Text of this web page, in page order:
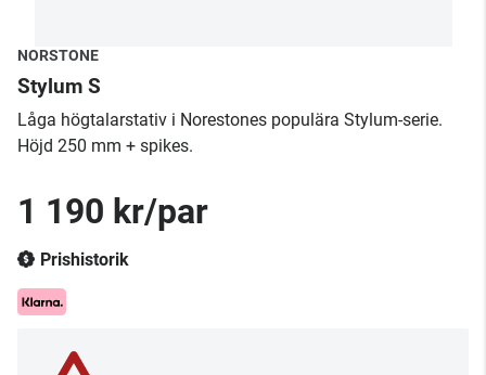
NORSTONE
Stylum S
Låga högtalarstativ i Norestones populära Stylum-serie.
Höjd 250 mm + spikes.
1 190 kr/par
Prishistorik